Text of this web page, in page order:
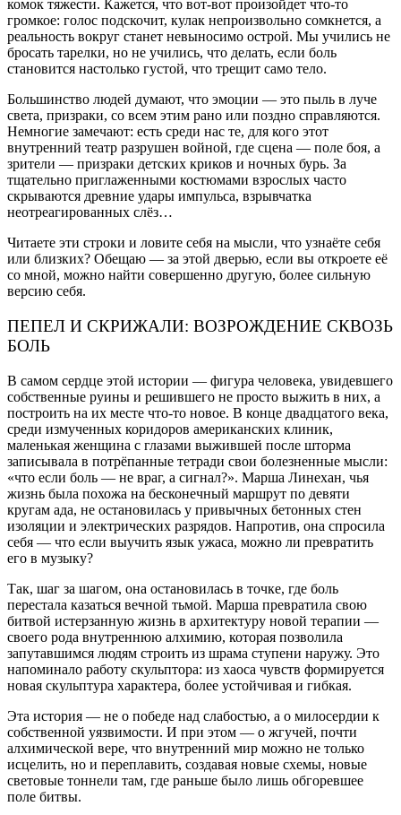
комок тяжести. Кажется, что вот-вот произойдет что-то
громкое: голос подскочит, кулак непроизвольно сомкнется, а
реальность вокруг станет невыносимо острой. Мы учились не
бросать тарелки, но не учились, что делать, если боль
становится настолько густой, что трещит само тело.
Большинство людей думают, что эмоции — это пыль в луче
света, призраки, со всем этим рано или поздно справляются.
Немногие замечают: есть среди нас те, для кого этот
внутренний театр разрушен войной, где сцена — поле боя, а
зрители — призраки детских криков и ночных бурь. За
тщательно приглаженными костюмами взрослых часто
скрываются древние удары импульса, взрывчатка
неотреагированных слёз…
Читаете эти строки и ловите себя на мысли, что узнаёте себя
или близких? Обещаю — за этой дверью, если вы откроете её
со мной, можно найти совершенно другую, более сильную
версию себя.
ПЕПЕЛ И СКРИЖАЛИ: ВОЗРОЖДЕНИЕ СКВОЗЬ
БОЛЬ
В самом сердце этой истории — фигура человека, увидевшего
собственные руины и решившего не просто выжить в них, а
построить на их месте что-то новое. В конце двадцатого века,
среди измученных коридоров американских клиник,
маленькая женщина с глазами выжившей после шторма
записывала в потрёпанные тетради свои болезненные мысли:
«что если боль — не враг, а сигнал?». Марша Линехан, чья
жизнь была похожа на бесконечный маршрут по девяти
кругам ада, не остановилась у привычных бетонных стен
изоляции и электрических разрядов. Напротив, она спросила
себя — что если выучить язык ужаса, можно ли превратить
его в музыку?
Так, шаг за шагом, она остановилась в точке, где боль
перестала казаться вечной тьмой. Марша превратила свою
битвой истерзанную жизнь в архитектуру новой терапии —
своего рода внутреннюю алхимию, которая позволила
запутавшимся людям строить из шрама ступени наружу. Это
напоминало работу скульптора: из хаоса чувств формируется
новая скульптура характера, более устойчивая и гибкая.
Эта история — не о победе над слабостью, а о милосердии к
собственной уязвимости. И при этом — о жгучей, почти
алхимической вере, что внутренний мир можно не только
исцелить, но и переплавить, создавая новые схемы, новые
световые тоннели там, где раньше было лишь обгоревшее
поле битвы.